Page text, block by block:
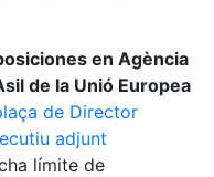
en Agència
de la Unió Europea
de Director
adjunt
límite de